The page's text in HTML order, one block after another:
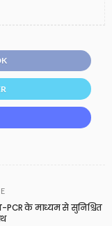
के माध्यम से सुनिश्चित